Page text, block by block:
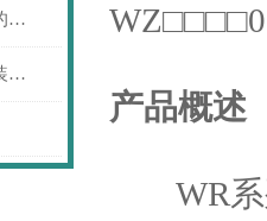
石油加工装置中设备的硫腐蚀与防护
阻旋式料位开关的安装注意事项
产品概述
WR系